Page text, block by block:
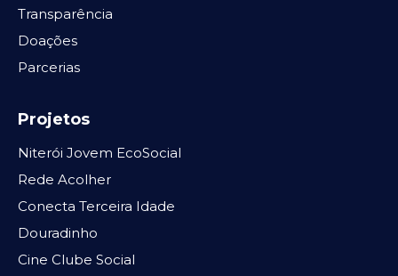
Transparência
Doações
Parcerias
Projetos
Niterói Jovem EcoSocial
Rede Acolher
Conecta Terceira Idade
Douradinho
Cine Clube Social